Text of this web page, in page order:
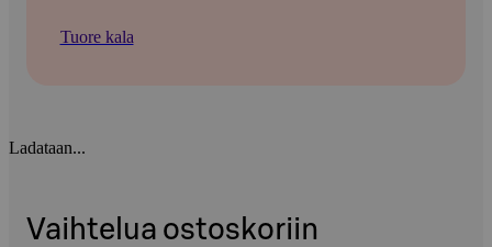
Tuore kala
Ladataan...
Vaihtelua ostoskoriin